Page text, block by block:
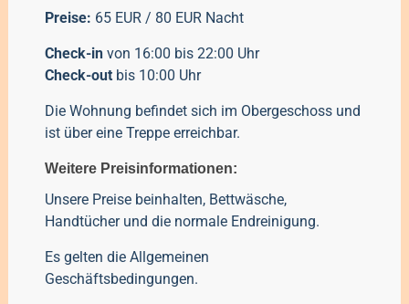
Preise: 65 EUR / 80 EUR Nacht
Check-in von 16:00 bis 22:00 Uhr
Check-outbis 10:00 Uhr
Die Wohnung befindet sich im Obergeschoss und
ist über eine Treppe erreichbar.
Weitere Preisinformationen:
Unsere Preise beinhalten, Bettwäsche,
Handtücher und die normale Endreinigung.
Es gelten die Allgemeinen
Geschäftsbedingungen.